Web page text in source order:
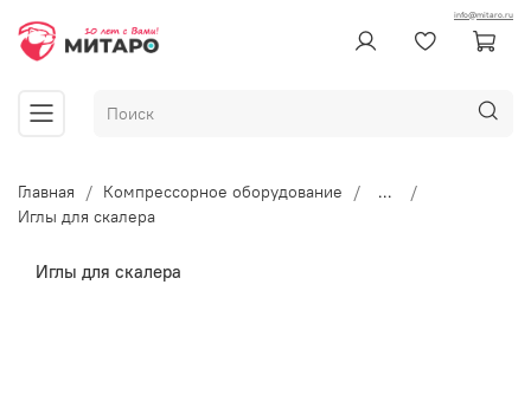
info@mitaro.ru
Главная Компрессорное оборудование
...
Иглы для скалера
Иглы для скалера